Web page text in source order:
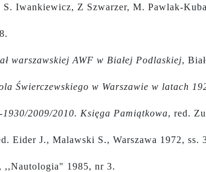
S. Iwankiewicz, Z Szwarzer, M. Pawlak-
warszawskiej AWF w Białej Podlaskiej,
Świerczewskiego w Warszawie w latach
2009/2010. Księga Pamiątkowa, red.
Eider J., Malawski S., Warszawa 1972, ss.
, ,,Nautologia" 1985, nr 3.